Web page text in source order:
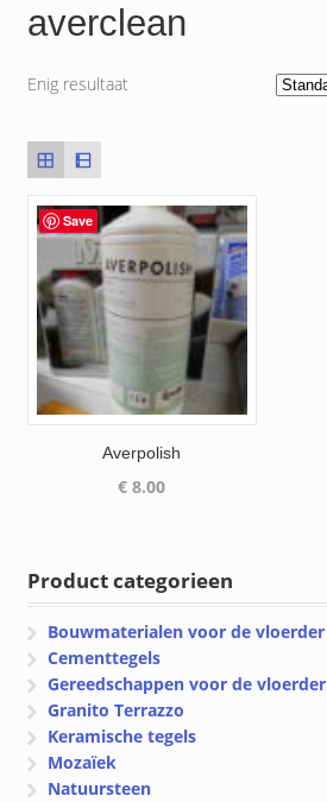
averclean
Enig resultaat
Save
Averpolish
€ 8.00
Product categorieen
Bouwmaterialen voor de vloerder
Cementtegels
Gereedschappen voor de vloerder
Granito Terrazzo
Keramische tegels
Mozaïek
Natuursteen